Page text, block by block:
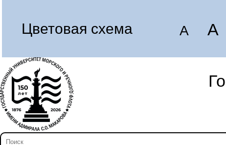
Цветовая схема A A